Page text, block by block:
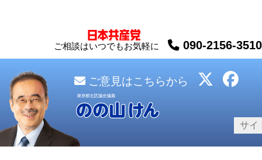
ご相談はいつでもお気軽に 090-2156-3510
ご意見はこちらから